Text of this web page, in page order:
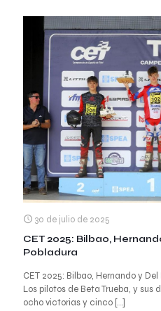
30 de julio de 2025
CET 2025: Bilbao,
Pobladura
CET 2025: Bilbao, Hernando y
Los pilotos de Beta Trueba, y
ocho victorias y cinco […]